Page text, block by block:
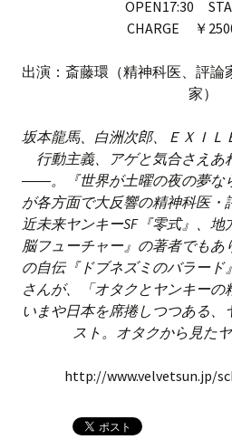
OPEN17:30
CHARGE ￥
出演：斎藤環（精神科医、評
家）
坂本龍馬、白洲次郎、ＥＸＩＬ
行動主義、アゲと気合さえあ
――。『世界が土曜の夜の夢な
が各方面で大反響の精神科医・
近未来ヤンキーSF『零式』、
脳フューチャー』の著者でもあ
の自伝『ドブネズミのバラード
さんが、「オタクとヤンキーの
いまや日本を席捲しつつある
スト。オタクから見た
http://www.velvetsun.jp/